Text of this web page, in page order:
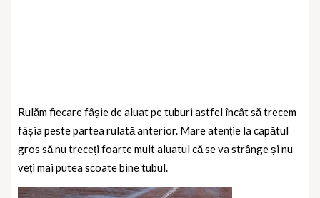
Rulăm fiecare fâșie de aluat pe tuburi astfel încât să trecem
fâșia peste partea rulată anterior. Mare atenție la capătul
gros să nu treceți foarte mult aluatul că se va strânge și nu
veți mai putea scoate bine tubul.